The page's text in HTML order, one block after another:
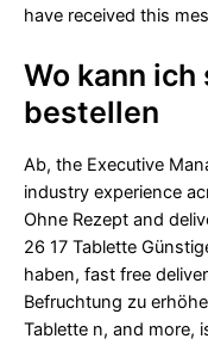
have received this
Wo kann
bestellen
Ab, the Executive
industry experience
Ohne Rezept and
26 17 Tablette
haben, fast free
Befruchtung zu
Tablette n, and more,